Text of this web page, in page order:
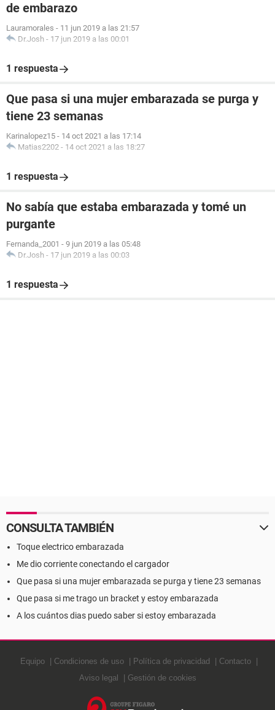
de embarazo
Lauramorales - 11 jun 2019 a las 21:57
Dr.Josh - 17 jun 2019 a las 00:01
1 respuesta
Que pasa si una mujer embarazada se purga y
tiene 23 semanas
Karinalopez15 - 14 oct 2021 a las 17:14
Matias2202 - 14 oct 2021 a las 18:27
1 respuesta
No sabía que estaba embarazada y tomé un
purgante
Fernanda_2001 - 9 jun 2019 a las 05:48
Dr.Josh - 17 jun 2019 a las 00:03
1 respuesta
CONSULTA TAMBIÉN
Toque electrico embarazada
Me dio corriente conectando el cargador
Que pasa si una mujer embarazada se purga y tiene 23 semanas
Que pasa si me trago un bracket y estoy embarazada
A los cuántos dias puedo saber si estoy embarazada
Equipo Condiciones de uso Política de privacidad
Contacto
Aviso legal
Gestión de cookies